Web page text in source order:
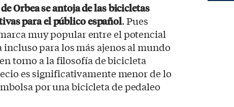
Orbea se antoja de las bicicletas
para el público español. Pues
muy popular entre el potencial
para los más ajenos al mundo
torno a la filosofía de bicicleta
es significativamente menor de lo
por una bicicleta de pedaleo